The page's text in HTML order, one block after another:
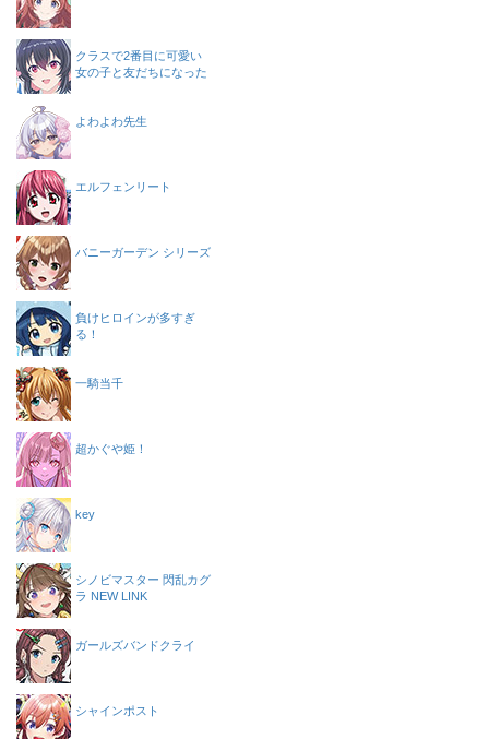
クラスで2番目に可愛い
女の子と友だちになった
よわよわ先生
エルフェンリート
バニーガーデン シリーズ
負けヒロインが多すぎ
る！
一騎当千
超かぐや姫！
key
シノビマスター 閃乱カグ
ラ NEW LINK
ガールズバンドクライ
シャインポスト